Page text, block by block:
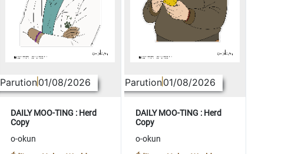
Parution01/08/2026
DAILY MOO-TING : Herd
Copy
o-okun
Parution01/08/2026
DAILY MOO-TING : Herd
Copy
o-okun